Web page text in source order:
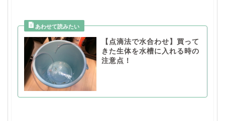
【点滴法で水合わせ】買って
きた生体を水槽に入れる時の
注意点！